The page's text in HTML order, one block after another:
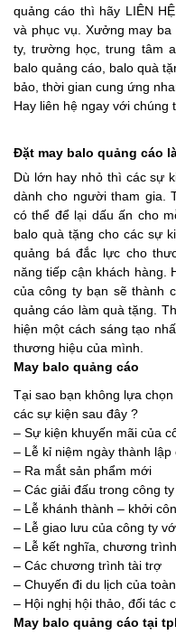
quảng cáo thì hãy LIÊN HỆ
và phục vụ. Xưởng may ba
ty, trường học, trung tâm
balo quảng cáo, balo quà
bảo, thời gian cung ứng
Hay liên hệ ngay với
Đặt may balo quảng cáo
Dù lớn hay nhỏ thì các sự
dành cho người tham gia.
có thể để lại dấu ấn cho
balo quà tặng cho các sự
quảng bá đắc lực cho
năng tiếp cận khách hàng.
của công ty bạn sẽ thành
quảng cáo làm quà tặng.
hiện một cách sáng tạo
thương hiệu của mình.
May balo quảng cáo
Tại sao bạn không lựa chọn
các sự kiện sau đây ?
– Sự kiện khuyến mãi của
– Lễ kỉ niệm ngày thành lập
– Ra mắt sản phẩm mới
– Các giải đấu trong công ty
– Lễ khánh thành – khởi
– Lễ giao lưu của công ty
– Lễ kết nghĩa, chương
– Các chương trình tài trợ
– Chuyến đi du lịch của
– Hội nghị hội thảo, đối tác
May balo quảng cáo tại